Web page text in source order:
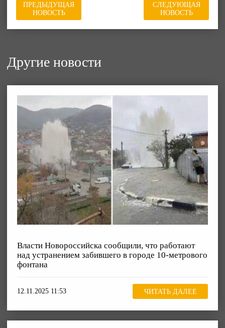
ПРЕДЫДУЩАЯ
НОВОСТЬ
СЛЕДУЮЩАЯ
НОВОСТЬ
Другие новости
Власти Новороссийска сообщили, что работают
над устранением забившего в городе 10-метрового
фонтана
12.11.2025 11:53 ЧИТАТЬ ДАЛЕЕ